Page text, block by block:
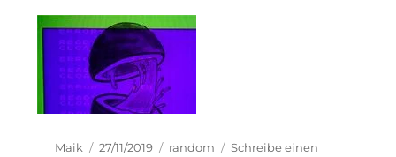
Autor
Maik
Veröffentlicht
27/11/2019 Kategorien
random
Schreibe einen